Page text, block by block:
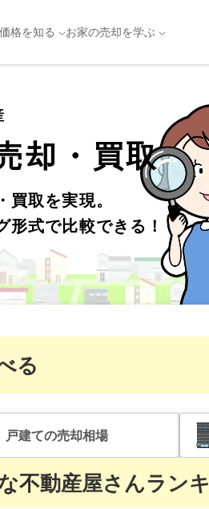
格を知る お家の売却を学ぶ
却・買取
取を実現。
式で比較できる！
る
戸建ての売却相場
不動産屋さんラン